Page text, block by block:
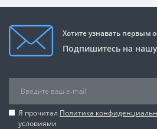
Хотите узнавать первым
Подпишитесь на
Я прочитал Политика
условиями